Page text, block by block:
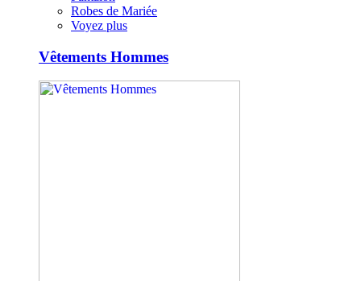
Robes de Mariée
Voyez plus
Vêtements Hommes